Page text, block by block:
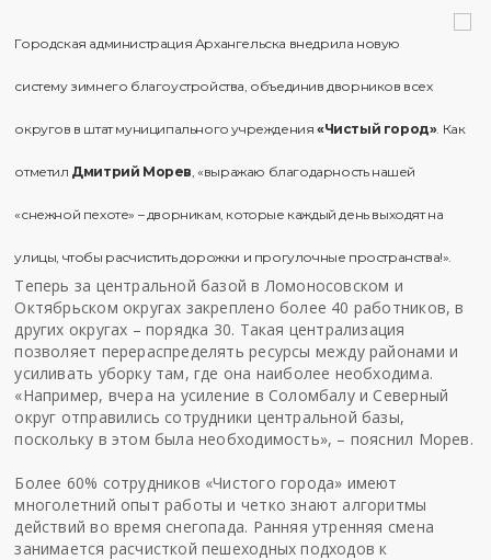
Городская администрация Архангельска внедрила новую
систему зимнего благоустройства, объединив дворников всех
округов в штат муниципального учреждения«Чистый город». Как
отметил Дмитрий Морев, «выражаю благодарность нашей
«снежной пехоте» – дворникам, которые каждый день выходят на
улицы, чтобы расчистить дорожки и прогулочные пространства!».
Теперь за центральной базой в Ломоносовском и
Октябрьском округах закреплено более 40 работников, в
других округах – порядка 30. Такая централизация
позволяет перераспределять ресурсы между районами и
усиливать уборку там, где она наиболее необходима.
«Например, вчера на усиление в Соломбалу и Северный
округ отправились сотрудники центральной базы,
поскольку в этом была необходимость», – пояснил Морев.
Более 60% сотрудников «Чистого города» имеют
многолетний опыт работы и четко знают алгоритмы
действий во время снегопада. Ранняя утренняя смена
занимается расчисткой пешеходных подходов к